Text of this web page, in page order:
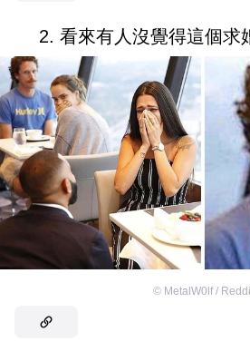
2. 看來有人沒覺得這個求
© MetalW0lf /